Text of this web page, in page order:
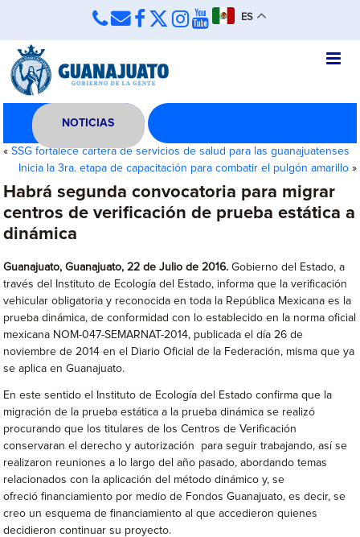
ES
NOTICIAS
«SSG fortalece cartera de servicios de salud para las guanajuatenses
Inicia la 3ra. etapa de capacitación para combatir el pulgón amarillo»
Habrá segunda convocatoria para migrar
centros de verificación de prueba estática a
dinámica
Guanajuato, Guanajuato, 22 de Julio de 2016. Gobierno del Estado, a
través del Instituto de Ecología del Estado, informa que la verificación
vehicular obligatoria y reconocida en toda la República Mexicana es la
prueba dinámica, de conformidad con lo establecido en la norma oficial
mexicana NOM-047-SEMARNAT-2014, publicada el día 26 de
noviembre de 2014 en el Diario Oficial de la Federación, misma que ya
se aplica en Guanajuato.
En este sentido el Instituto de Ecología del Estado confirma que la
migración de la prueba estática a la prueba dinámica se realizó
procurando que los titulares de los Centros de Verificación
conservaran el derecho y autorización para seguir trabajando, así se
realizaron reuniones a lo largo del año pasado, abordando temas
relacionados con la aplicación del método dinámico y, se
ofreció financiamiento por medio de Fondos Guanajuato, es decir, se
creo un esquema de financiamiento al que accedieron quienes
decidieron continuar su proyecto.